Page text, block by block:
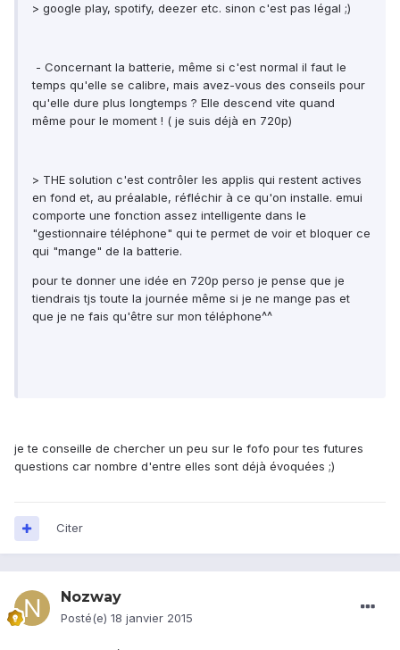
> google play, spotify, deezer etc. sinon c'est pas légal ;)
- Concernant la batterie, même si c'est normal il faut le
temps qu'elle se calibre, mais avez-vous des conseils pour
qu'elle dure plus longtemps ? Elle descend vite quand
même pour le moment ! ( je suis déjà en 720p)
> THE solution c'est contrôler les applis qui restent actives
en fond et, au préalable, réfléchir à ce qu'on installe. emui
comporte une fonction assez intelligente dans le
"gestionnaire téléphone" qui te permet de voir et bloquer ce
qui "mange" de la batterie.
pour te donner une idée en 720p perso je pense que je
tiendrais tjs toute la journée même si je ne mange pas et
que je ne fais qu'être sur mon téléphone^^
je te conseille de chercher un peu sur le fofo pour tes futures
questions car nombre d'entre elles sont déjà évoquées ;)
Citer
Nozway
Posté(e) 18 janvier 2015